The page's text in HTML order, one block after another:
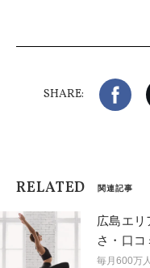
などウェ
SHARE:
RELATED 関連記事
広島エリ
さ・口
毎月600万